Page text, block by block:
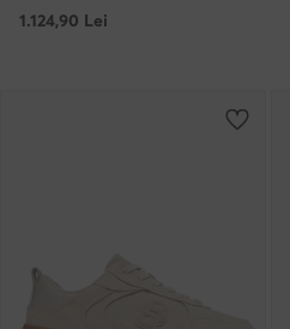
1.124,90 Lei